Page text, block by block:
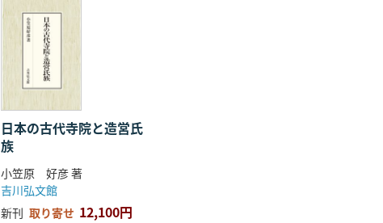
日本の古代寺院と造営氏
族
小笠原 好彦 著
吉川弘文館
新刊 取り寄せ 12,100円